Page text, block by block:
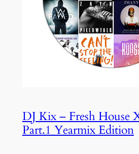
DJ Kix – Fresh House
Part.1 Yearmix Edition